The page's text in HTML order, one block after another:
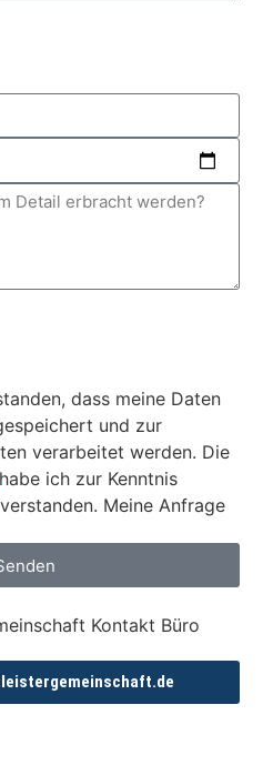
dass meine Daten
und zur
verarbeitet werden. Die
habe ich zur Kenntnis
Meine Anfrage